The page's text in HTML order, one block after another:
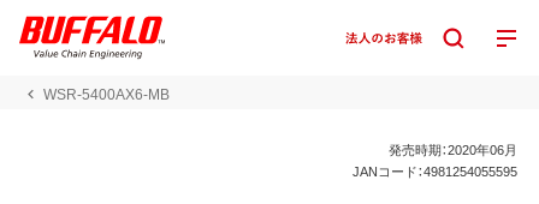
WSR-5400AX6-MB
発売時期：2020年06月
JANコード：4981254055595